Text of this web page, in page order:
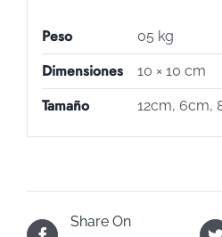
Peso 05 kg
Dimensiones 10 × 10 cm
Tamaño 12cm, 6cm,
Share On